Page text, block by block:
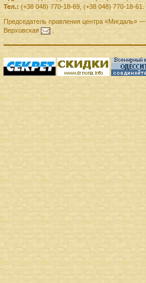
Тел.: (+38 048) 770-18-69, (+38 048) 770-18-61.
Председатель правленияцентра «Мигдаль»—
Верховская
.